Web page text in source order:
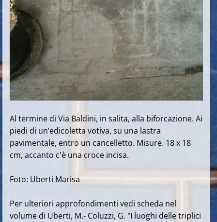
Al termine di Via Baldini, in salita, alla biforcazione. Ai
piedi di un’edicoletta votiva, su una lastra
pavimentale, entro un cancelletto. Misure. 18 x 18
cm, accanto c'è una croce incisa.
Foto: Uberti Marisa
Per ulteriori approfondimenti vedi scheda nel
volume di Uberti, M.- Coluzzi, G. "I luoghi delle triplici